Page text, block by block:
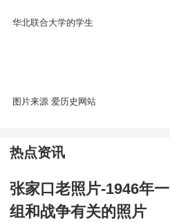
华北联合大学的学生
图片来源 爱历史网站
热点资讯
张家口老照片-1946年一
组和战争有关的照片